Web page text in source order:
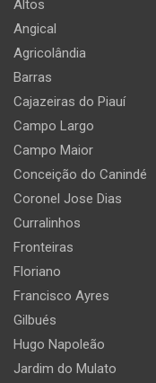
Altos
Angical
Agricolândia
Barras
Cajazeiras do Piauí
Campo Largo
Campo Maior
Conceição do Canindé
Coronel Jose Dias
Curralinhos
Fronteiras
Floriano
Francisco Ayres
Gilbués
Hugo Napoleão
Jardim do Mulato